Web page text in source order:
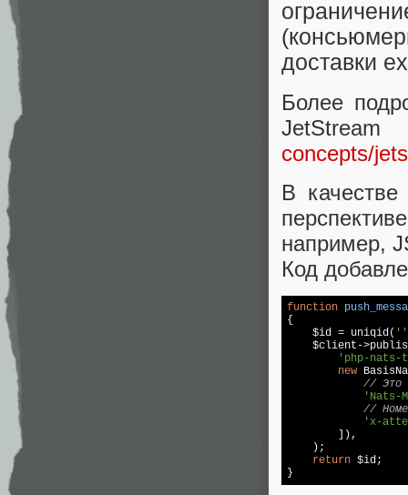
доставки
Более
concepts/
В
например,
Код
function
{
    $id = uniqid(
''
$client-
'php-
new
// Это
'Nats-
//
'x-
        ]),
    );
return $id;
}